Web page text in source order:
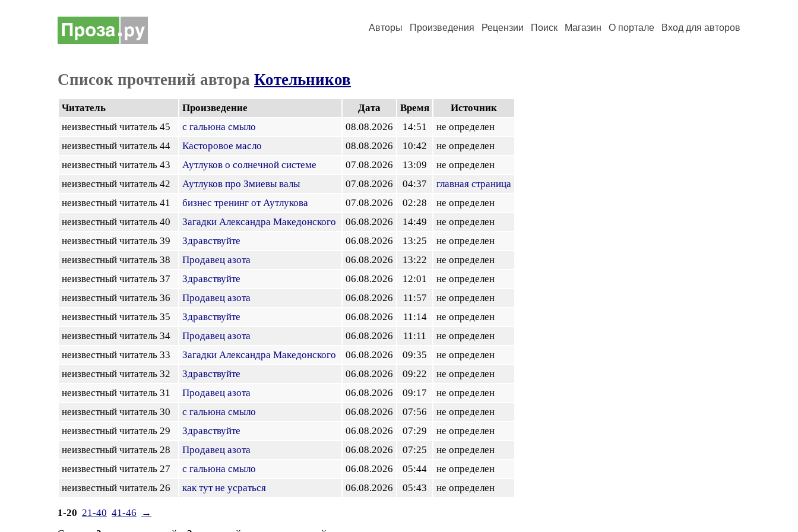
Авторы Произведения Рецензии Поиск Магазин О портале Вход для авторов
Список прочтений автора Котельников
Читатель Произведение Дата Время
Источник
неизвестный читатель 45
с гальюна смыло 08.08.2026 14:51
не определен
неизвестный читатель 44
Касторовое масло 08.08.2026 10:42
не определен
неизвестный читатель 43
Аутлуков о солнечной системе 07.08.2026 13:09
не определен
неизвестный читатель 42
Аутлуков про Змиевы валы 07.08.2026 04:37
главная страница
неизвестный читатель 41
бизнес тренинг от Аутлукова 07.08.2026 02:28
не определен
неизвестный читатель 40
Загадки Александра Македонского 06.08.2026 14:49
не определен
неизвестный читатель 39
Здравствуйте 06.08.2026 13:25
не определен
неизвестный читатель 38
Продавец азота 06.08.2026 13:22
не определен
неизвестный читатель 37
Здравствуйте 06.08.2026 12:01
не определен
неизвестный читатель 36
Продавец азота 06.08.2026 11:57
не определен
неизвестный читатель 35
Здравствуйте 06.08.2026 11:14
не определен
неизвестный читатель 34
Продавец азота 06.08.2026 11:11
не определен
неизвестный читатель 33
Загадки Александра Македонского 06.08.2026 09:35
не определен
неизвестный читатель 32
Здравствуйте 06.08.2026 09:22
не определен
неизвестный читатель 31
Продавец азота 06.08.2026 09:17
не определен
неизвестный читатель 30
с гальюна смыло 06.08.2026 07:56
не определен
неизвестный читатель 29
Здравствуйте 06.08.2026 07:29
не определен
неизвестный читатель 28
Продавец азота 06.08.2026 07:25
не определен
неизвестный читатель 27
с гальюна смыло 06.08.2026 05:44
не определен
неизвестный читатель 26
как тут не усраться 06.08.2026 05:43 не определен
1-20 21-40 41-46
→